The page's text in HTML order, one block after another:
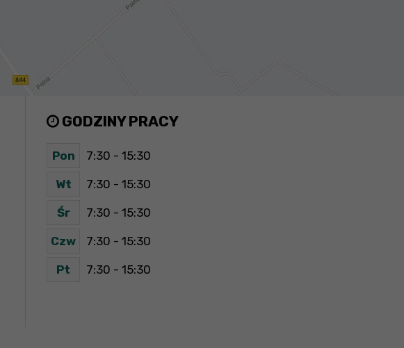
GODZINY PRACY
Pon 7:30 - 15:30
Wt 7:30 - 15:30
Śr 7:30 - 15:30
Czw 7:30 - 15:30
Pt 7:30 - 15:30